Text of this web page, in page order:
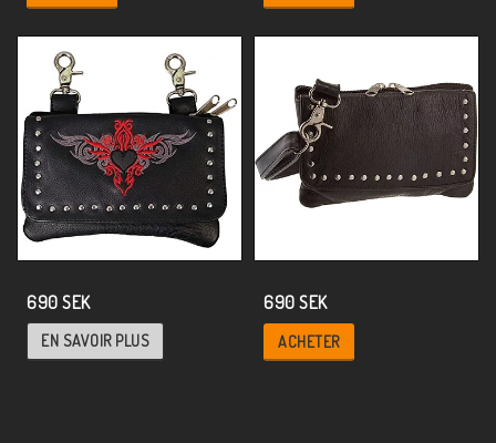
690 SEK
EN SAVOIR PLUS
690 SEK
ACHETER